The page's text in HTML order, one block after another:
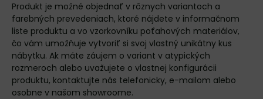
Produkt je možné objednať v rôznych variantoch a
farebných prevedeniach, ktoré nájdete v informačnom
liste produktu a vo vzorkovníku poťahových materiálov,
čo vám umožňuje vytvoriť si svoj vlastný unikátny kus
nábytku. Ak máte záujem o variant v atypických
rozmeroch alebo uvažujete o vlastnej konfigurácii
produktu, kontaktujte nás telefonicky, e-mailom alebo
osobne v našom showroome.